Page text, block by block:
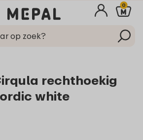
0
rechthoekig
white